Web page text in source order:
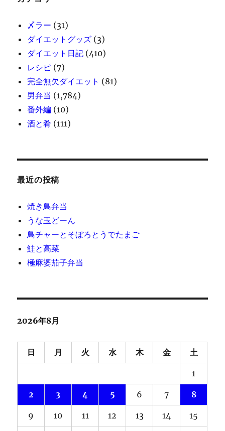
〆ラー (31)
ダイエットグッズ (3)
ダイエット日記 (410)
レシピ (7)
完全無欠ダイエット (81)
男弁当 (1,784)
番外編 (10)
酒と肴 (111)
最近の投稿
焼き鳥弁当
うな玉どーん
鳥チャーとそぼろとうでたまご
鮭と高菜
極麻婆茄子弁当
2026年8月
日 月 火 水 木 金 土
1
2 3 4 5 6 7 8
9 10 11 12 13 14 15